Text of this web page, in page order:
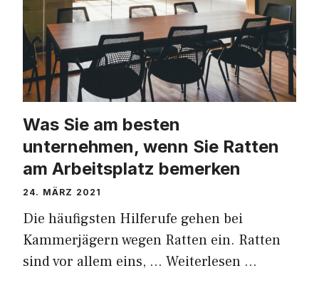
Was Sie am besten
unternehmen, wenn Sie Ratten
am Arbeitsplatz bemerken
24. MÄRZ 2021
Die häufigsten Hilferufe gehen bei
Kammerjägern wegen Ratten ein. Ratten
sind vor allem eins, … Weiterlesen …